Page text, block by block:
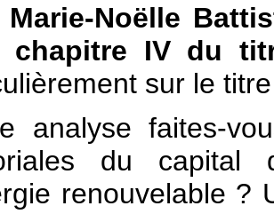
Marie-Noëlle
chapitre IV du
sur le
analyse faites-
du capital
renouvelable